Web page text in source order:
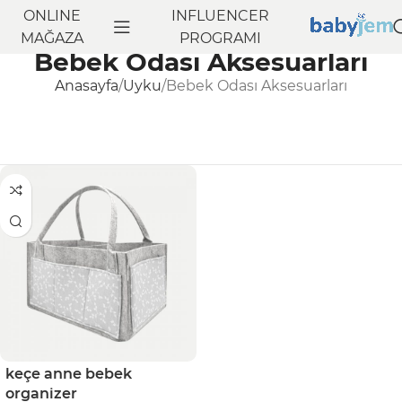
ONLINE
MAĞAZA
INFLUENCER
PROGRAMI
Bebek Odası Aksesuarları
Anasayfa Uyku Bebek Odası Aksesuarları
keçe anne bebek
organizer